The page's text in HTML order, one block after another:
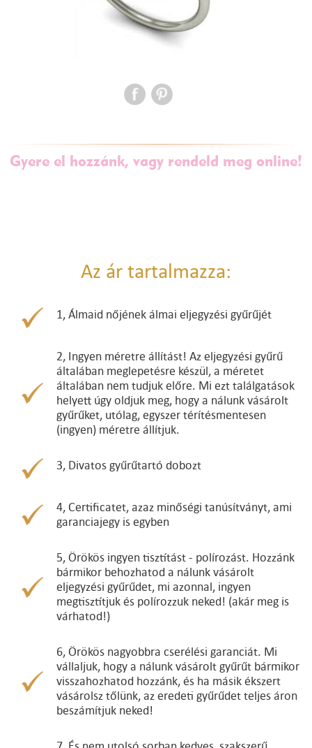
Gyere el hozzánk, vagy rendeld meg online!
Az ár tartalmazza:
1, Álmaid nőjének álmai eljegyzési gyűrűjét
2, Ingyen méretre állítást! Az eljegyzési gyűrű
általában meglepetésre készül, a méretet
általában nem tudjuk előre. Mi ezt találgatások
helyett úgy oldjuk meg, hogy a nálunk vásárolt
gyűrűket, utólag, egyszer térítésmentesen
(ingyen) méretre állítjuk.
3, Divatos gyűrűtartó dobozt
4, Certificatet, azaz minőségi tanúsítványt, ami
garanciajegy is egyben
5, Örökös ingyen tisztítást - polírozást. Hozzánk
bármikor behozhatod a nálunk vásárolt
eljegyzési gyűrűdet, mi azonnal, ingyen
megtisztítjuk és polírozzuk neked! (akár meg is
várhatod!)
6, Örökös nagyobbra cserélési garanciát. Mi
vállaljuk, hogy a nálunk vásárolt gyűrűt bármikor
visszahozhatod hozzánk, és ha másik ékszert
vásárolsz tőlünk, az eredeti gyűrűdet teljes áron
beszámítjuk neked!